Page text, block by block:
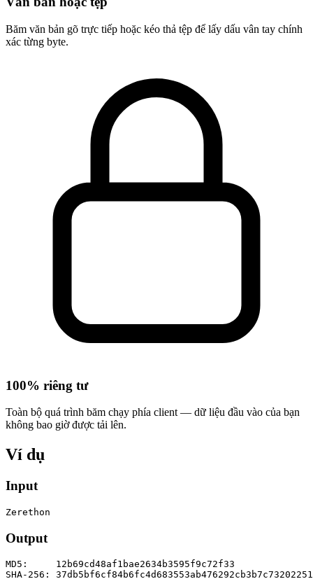
Băm văn bản gõ trực tiếp hoặc kéo thả tệp để lấy dấu vân tay chính
xác từng byte.
100% riêng tư
Toàn bộ quá trình băm chạy phía client — dữ liệu đầu vào của bạn
không bao giờ được tải lên.
Ví dụ
Input
Zerethon
Output
MD5:     12b69cd48af1bae2634b3595f9c72f33
SHA-256: